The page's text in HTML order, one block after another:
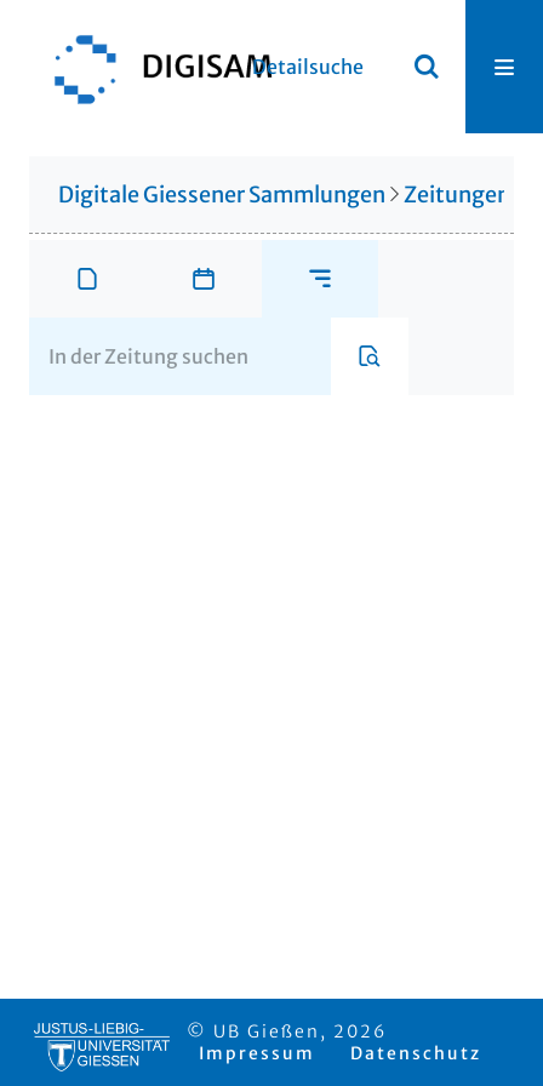
Detailsuche
Digitale Giessener Sammlungen Zeitungen
© UB Gießen, 2026
Impressum
Datenschutz